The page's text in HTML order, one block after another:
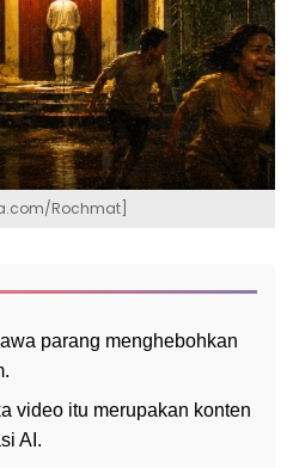
Rochmat]
parang menghebohkan
video itu merupakan konten
AI.